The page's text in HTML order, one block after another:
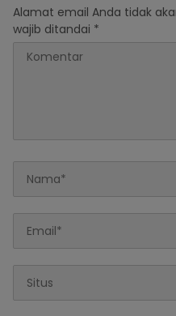
Alamat email Anda tidak
wajib ditandai *